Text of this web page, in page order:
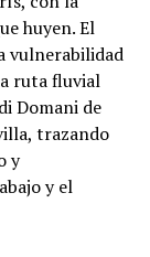
huyen. El
vulnerabilidad
ruta fluvial
Domani de
trazando
y
y el